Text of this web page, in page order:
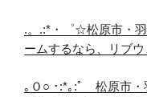
.。.:*・゜☆松原市・
ームするなら、リブ
｡Ｏ○ ･:*｡:ﾟ 松原市